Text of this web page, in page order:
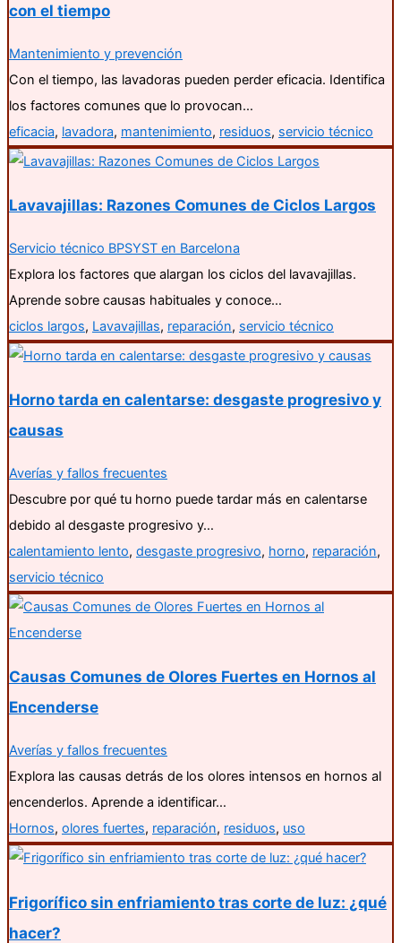
con el tiempo
Mantenimiento y prevención
Con el tiempo, las lavadoras pueden perder eficacia. Identifica
los factores comunes que lo provocan…
eficacia, lavadora, mantenimiento, residuos, servicio técnico
Lavavajillas: Razones Comunes de Ciclos Largos
Servicio técnico BPSYST en Barcelona
Explora los factores que alargan los ciclos del lavavajillas.
Aprende sobre causas habituales y conoce…
ciclos largos, Lavavajillas, reparación, servicio técnico
Horno tarda en calentarse: desgaste progresivo y
causas
Averías y fallos frecuentes
Descubre por qué tu horno puede tardar más en calentarse
debido al desgaste progresivo y…
calentamiento lento, desgaste progresivo, horno, reparación,
servicio técnico
Causas Comunes de Olores Fuertes en Hornos al
Encenderse
Averías y fallos frecuentes
Explora las causas detrás de los olores intensos en hornos al
encenderlos. Aprende a identificar…
Hornos, olores fuertes, reparación, residuos, uso
Frigorífico sin enfriamiento tras corte de luz: ¿qué
hacer?